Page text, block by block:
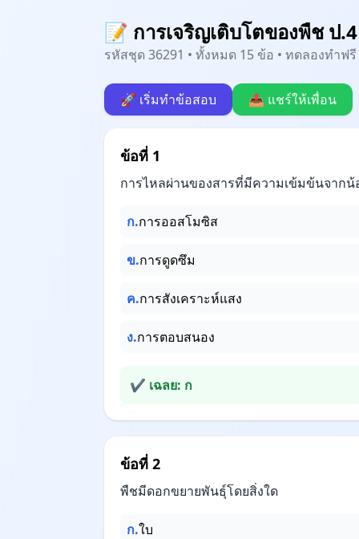
📝 การเจริญเติบโตของพืช ป.4
รหัสชุด 36291 • ทั้งหมด 15 ข้อ • ทดลองทำฟ
🚀 เริ่มทำข้อสอบ 📤 แชร์ให้เพื่อน
ข้อที่ 1
การไหลผ่านของสารที่มีความเข้มข้นจากน้
ก.การออสโมซิส
ข.การดูดซึม
ค.การสังเคราะห์แสง
ง.การตอบสนอง
✔ เฉลย: ก
ข้อที่ 2
พืชมีดอกขยายพันธุ์โดยสิ่งใด
ก.ใบ